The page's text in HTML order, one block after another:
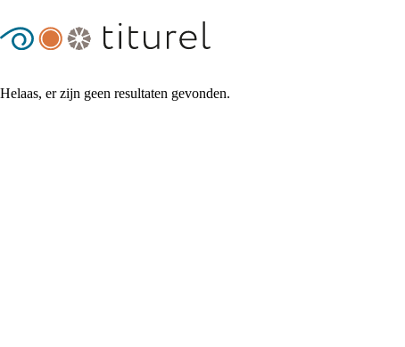
Helaas, er zijn geen resultaten gevonden.